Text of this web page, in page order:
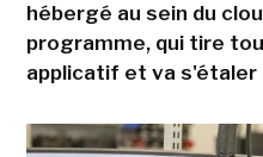
hébergé au sein du
programme, qui tire
applicatif et va s'étaler